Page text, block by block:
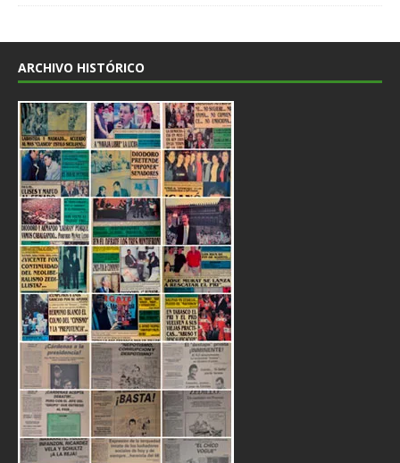
ARCHIVO HISTÓRICO